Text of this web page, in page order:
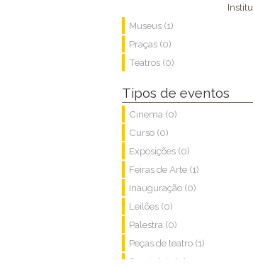
Museus (1)
Praças (0)
Teatros (0)
Tipos de eventos
Cinema (0)
Curso (0)
Exposições (0)
Feiras de Arte (1)
Inauguração (0)
Leilões (0)
Palestra (0)
Peças de teatro (1)
Seminário (0)